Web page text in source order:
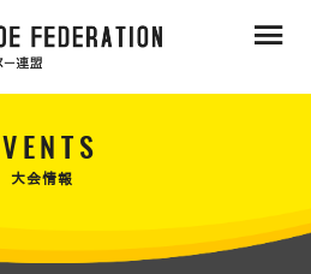
大会情報